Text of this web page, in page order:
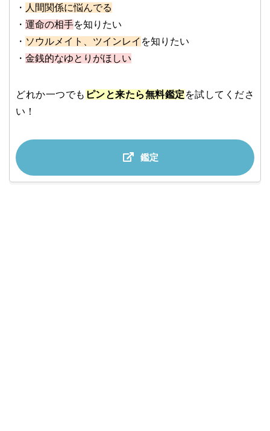
・ 人間関係に悩んでる
・ 運命の相手を知りたい
・ ソウルメイト、ツインレイ を知りたい
・ 金銭的なゆとりがほしい
どれか一つでも ピンと来たら無料鑑定 を試してくださ
い！
鑑定